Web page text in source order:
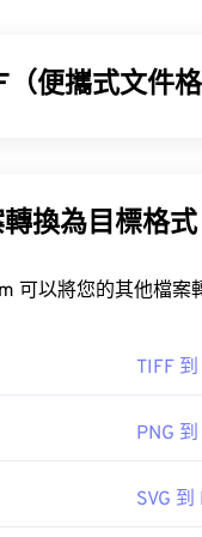
檔案？
Windows17"Adobe
（便攜式文件
上看起來都完全一樣。
檔案？
啟 PDF 檔案時會直
，如 Chrome 和
換為目標格式
TIFF
PNG
SVG 到